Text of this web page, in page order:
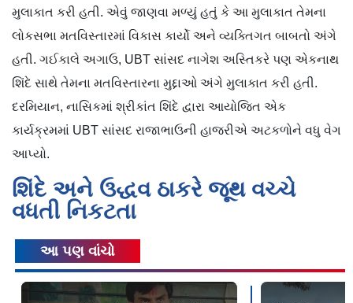
મુલાકાત કરી હતી. એવું જાણવા મળ્યું હતું કે આ મુલાકાત તેમના
લોકસભા મતવિસ્તારમાં વિકાસ કાર્યો અને વ્યક્તિગત બાબતો અંગે
હતી. ગઈકાલે અગાઉ, UBT સાંસદ નાગેશ અસ્તિકરે પણ એકનાથ
શિંદે સાથે તેમના મતવિસ્તારના મુદ્દાઓ અંગે મુલાકાત કરી હતી.
દરમિયાન, નાસિકમાં શ્રીકાંત શિંદે દ્વારા આયોજિત એક
કાર્યક્રમમાં UBT સાંસદ રાજાભાઉની હાજરીએ અટકળોને વધુ વેગ
આપ્યો.
શિંદે અને ઉદ્ધવ ઠાકરે જૂથ વચ્ચે
વધતી નિકટતા
આ પણ વાંચો